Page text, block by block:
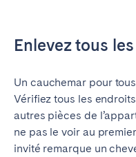
Enlevez tous
Un cauchemar pour
Vérifiez tous les
autres pièces de
ne pas le voir au
invité remarque un